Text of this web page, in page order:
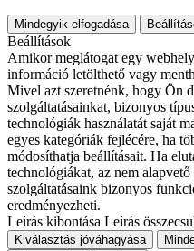
Mindegyik elfogadása
Beállítások
Amikor meglátogat egy
információ letölthető vagy
Mivel azt szeretnénk, hogy Ön
szolgáltatásainkat, bizonyos
technológiák használatát saját
egyes kategóriák fejlécére, ha
módosíthatja beállításait. Ha
technológiákat, az nem
szolgáltatásaink bizonyos
eredményezheti.
Leírás kibontása Leírás
Kiválasztás jóváhagyása